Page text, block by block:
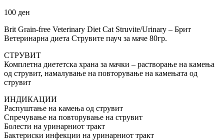
100 ден
Brit Grain-free Veterinary Diet Cat Struvite/Urinary – Брит
Ветеринарна диета Струвите пауч за маче 80гр.
СТРУВИТ
Комплетна диететска храна за мачки – растворање на камења
од струвит, намалување на повторување на камењата од
струвит
ИНДИКАЦИИ
Распуштање на камења од струвит
Спречување на повторување на струвит
Болести на уринарниот тракт
Бактериски инфекции на уринарниот тракт